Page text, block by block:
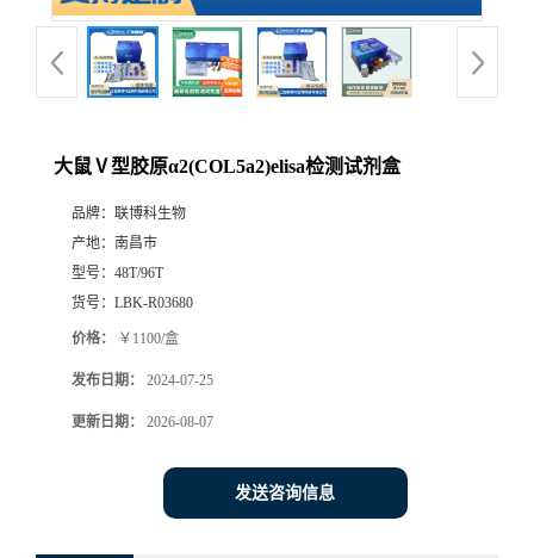
大鼠Ⅴ型胶原α2(COL5a2)elisa检测试剂盒
品牌： 联博科生物
产地： 南昌市
型号： 48T/96T
货号： LBK-R03680
价格： ￥1100/盒
发布日期： 2024-07-25
更新日期： 2026-08-07
发送咨询信息